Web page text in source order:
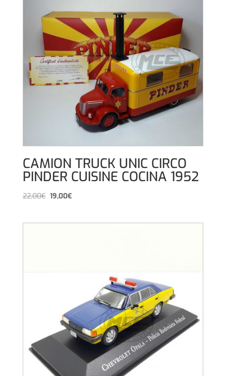
CAMION TRUCK UNIC CIRCO
PINDER CUISINE COCINA 1952
22,00€El19,00€El